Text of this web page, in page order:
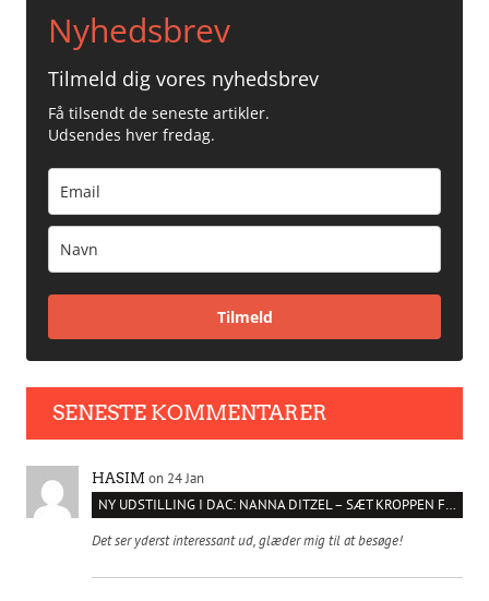
Nyhedsbrev
Tilmeld dig vores nyhedsbrev
Få tilsendt de seneste artikler.
Udsendes hver fredag.
Tilmeld
SENESTE KOMMENTARER
HASIM on 24 Jan
NY UDSTILLING I DAC: NANNA DITZEL – SÆT KROPPEN FRI
Det ser yderst interessant ud, glæder mig til at besøge!